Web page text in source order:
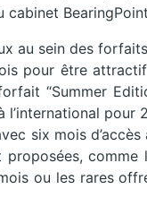
cabinet
au sein des
pour être
“Summer
pour
six mois
comme
ou les rares